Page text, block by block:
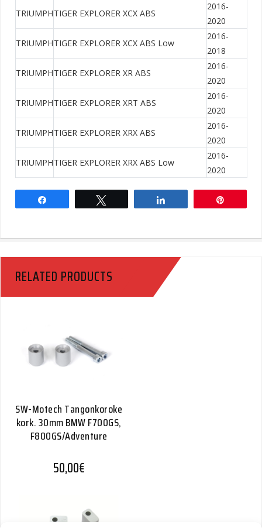
TRIUMPHTIGER EXPLORER XCX ABS
2016-
2020
TRIUMPHTIGER EXPLORER XCX ABS Low
2016-
2018
TRIUMPHTIGER EXPLORER XR ABS
2016-
2020
TRIUMPHTIGER EXPLORER XRT ABS
2016-
2020
TRIUMPHTIGER EXPLORER XRX ABS
2016-
2020
TRIUMPHTIGER EXPLORER XRX ABS Low
2016-
2020
RELATED PRODUCTS
SW-Motech Tangonkoroke
kork. 30mm BMW F700GS,
F800GS/Adventure
50,00€